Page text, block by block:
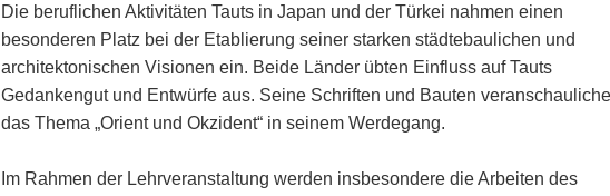
Die beruflichen Aktivitäten Tauts in Japan und der Türkei nahmen einen
besonderen Platz bei der Etablierung seiner starken städtebaulichen und
architektonischen Visionen ein. Beide Länder übten Einfluss auf Tauts
Gedankengut und Entwürfe aus. Seine Schriften und Bauten
das Thema „Orient und Okzident“ in seinem Werdegang.
Im Rahmen der Lehrveranstaltung werden insbesondere die Arbeiten des